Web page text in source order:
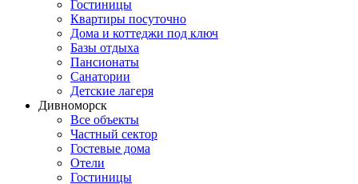
Гостиницы
Квартиры посуточно
Дома и коттеджи под ключ
Базы отдыха
Пансионаты
Санатории
Детские лагеря
Дивноморск
Все объекты
Частный сектор
Гостевые дома
Отели
Гостиницы